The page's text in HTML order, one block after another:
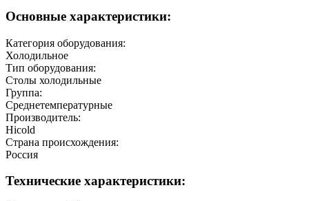
Основные характеристики:
Категория оборудования:
Холодильное
Тип оборудования:
Столы холодильные
Группа:
Среднетемпературные
Производитель:
Hicold
Страна происхождения:
Россия
Технические характеристики: